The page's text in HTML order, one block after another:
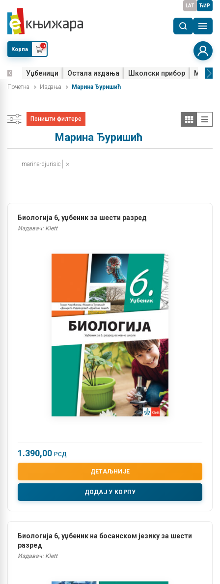
LAT ЋИР
Корпа
0
Уџбеници Остала издања Школски прибор Мала
Почетна Издања Марина Ђуришић
Поништи филтере
Марина Ђуришић
marina-djurisic
Биологија 6, уџбеник за шести разред
Издавач: Klett
1.390,00 РСД
ДЕТАЉНИЈЕ
ДОДАЈ У КОРПУ
Биологија 6, уџбеник на босанском језику за шести
разред
Издавач: Klett